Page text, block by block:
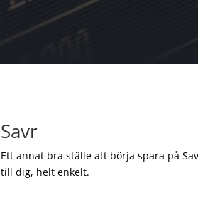
Savr
Ett annat bra ställe att börja spara på
till dig, helt enkelt.